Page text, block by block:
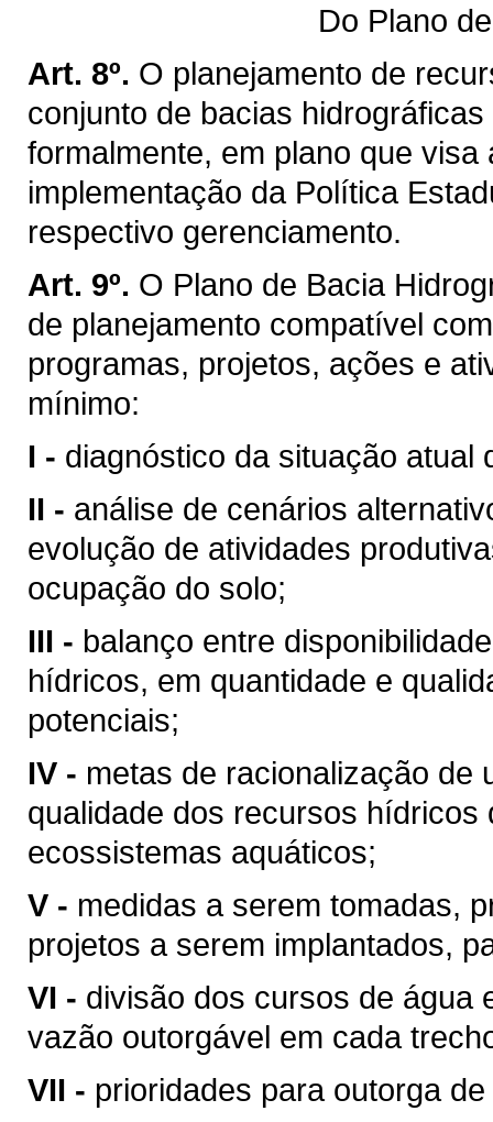
Do Plano
Art. 8º. O planejamento de
conjunto de bacias
formalmente, em plano que
implementação da Política
respectivo gerenciamento.
Art. 9º. O Plano de Bacia
de planejamento compatível
programas, projetos, ações e
mínimo:
I - diagnóstico da situação atual
II - análise de cenários
evolução de atividades
ocupação do solo;
III - balanço entre
hídricos, em quantidade e
potenciais;
IV - metas de racionalização de
qualidade dos recursos
ecossistemas aquáticos;
V - medidas a serem tomadas,
projetos a serem implantados,
VI - divisão dos cursos de água
vazão outorgável em cada
VII - prioridades para outorga